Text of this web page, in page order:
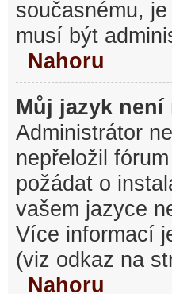
současnému,
musí být
Nahoru
Můj jazyk není
Administrátor
nepřeložil
požádat o
vašem jazyce
Více informací
(viz odkaz na
Nahoru